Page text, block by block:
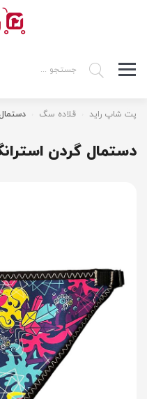
پت شاپ راید قلاده سگ
دستمال گردن